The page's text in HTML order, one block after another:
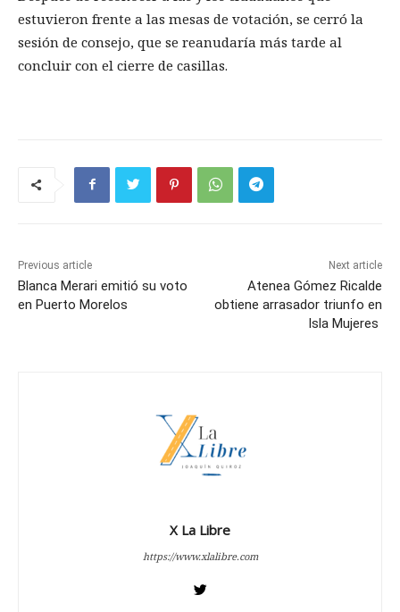
estuvieron frente a las mesas de votación, se cerró la
sesión de consejo, que se reanudaría más tarde al
concluir con el cierre de casillas.
Previous article
Blanca Merari emitió su voto
en Puerto Morelos
Next article
Atenea Gómez Ricalde
obtiene arrasador triunfo en
Isla Mujeres
X La Libre
https://www.xlalibre.com